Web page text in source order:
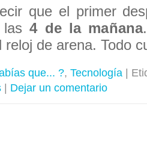
que el primer
las4 de la mañana
reloj de arena. Todo
que... ?, Tecnología
Dejar un comentario